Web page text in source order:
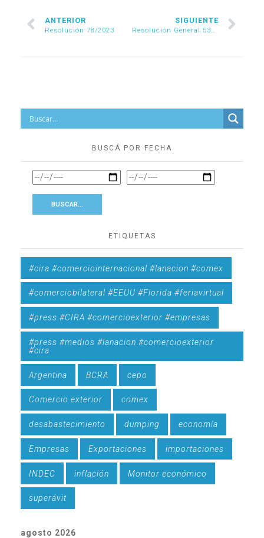
ANTERIOR
Resolución 78/2023
SIGUIENTE
Resolución General 5331/2023
BUSCÁ POR FECHA
ETIQUETAS
#cira #comerciointernacional #lanacion #comex
#comerciobilateral #EEUU #Florida #feriavirtual
#press #CIRA #comercioexterior #empresas
#press #medios #lanacion #comercioexterior
#cira
Argentina BCRA cepo
Comercio exterior comex
desabastecimiento dumping economía
Empresas Exportaciones importaciones
INDEC inflación Monitor económico
superávit
agosto 2026